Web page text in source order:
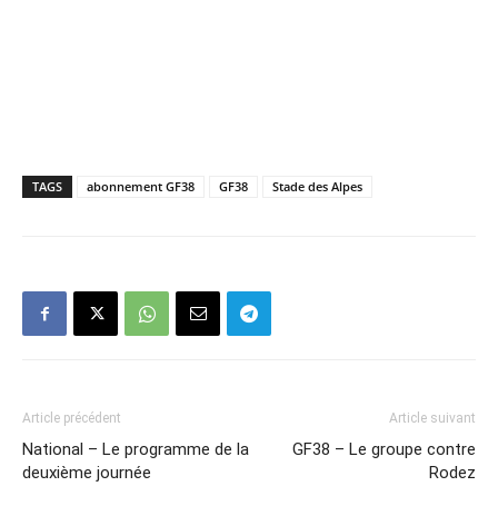
TAGS abonnement GF38 GF38 Stade des Alpes
Article précédent
National – Le programme de la
deuxième journée
Article suivant
GF38 – Le groupe contre
Rodez